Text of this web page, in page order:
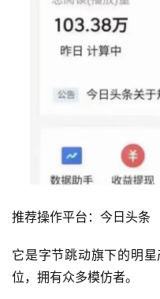
推荐操作平台：今日头条
它是字节跳动旗下的明
位，拥有众多模仿者。